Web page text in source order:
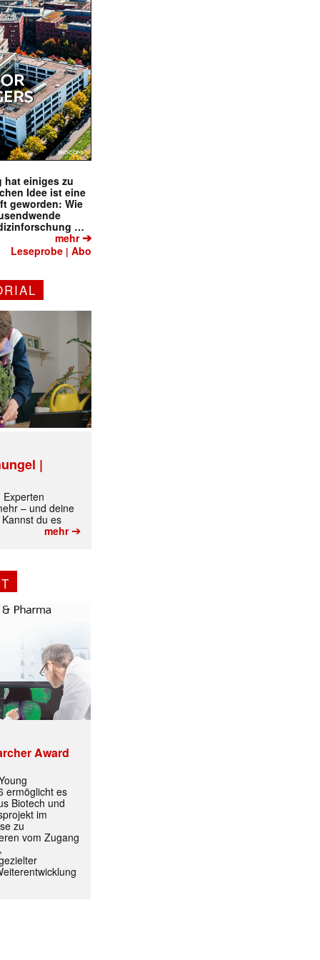
hat einiges zu
Idee ist eine
geworden: Wie
…
mehr➔
Leseprobe |Abo
|
Experten
– und deine
du es
mehr➔
Award
ermöglicht es
Biotech und
im
zu
vom Zugang